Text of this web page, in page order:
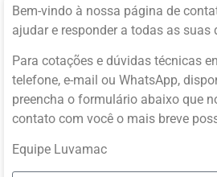
Bem-vindo à nossa página de
ajudar e responder a todas as suas
Para cotações e dúvidas técnicas
telefone, e-mail ou WhatsApp,
preencha o formulário abaixo que
contato com você o mais breve
Equipe Luvamac